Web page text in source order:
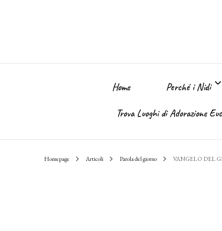
Home Perché i Nidi
Perché i Nidi
Trova Luoghi di Adorazione
Homepage Articoli Parola del giorno VANGELO DEL